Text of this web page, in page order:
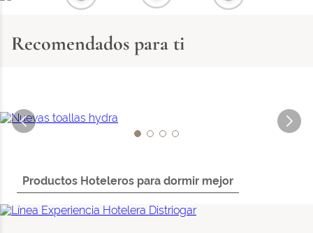
Recomendados para ti
Productos Hoteleros para dormir mejor